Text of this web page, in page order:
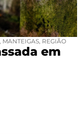
, MANTEIGAS, REGIÃO
em